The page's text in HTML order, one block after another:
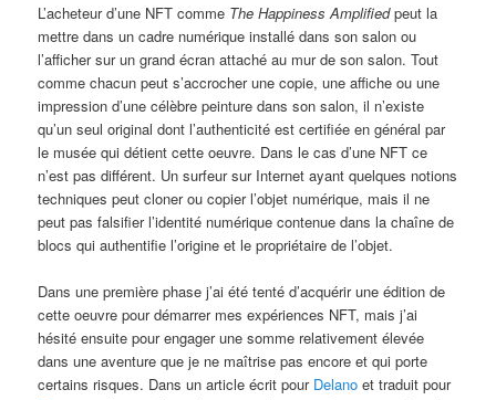
L’acheteur d’une NFT comme The Happiness Amplifiedpeut la
mettre dans un cadre numérique installé dans son salon ou
l’afficher sur un grand écran attaché au mur de son salon. Tout
comme chacun peut s’accrocher une copie, une affiche ou une
impression d’une célèbre peinture dans son salon, il n’existe
qu’un seul original dont l’authenticité est certifiée en général par
le musée qui détient cette oeuvre. Dans le cas d’une NFT ce
n’est pas différent. Un surfeur sur Internet ayant quelques notions
techniques peut cloner ou copier l’objet numérique, mais il ne
peut pas falsifier l’identité numérique contenue dans la chaîne de
blocs qui authentifie l’origine et le propriétaire de l’objet.
Dans une première phase j’ai été tenté d’acquérir une édition de
cette oeuvre pour démarrer mes expériences NFT, mais j’ai
hésité ensuite pour engager une somme relativement élevée
dans une aventure que je ne maîtrise pas encore et qui porte
certains risques. Dans un article écrit pour Delano et traduit pour